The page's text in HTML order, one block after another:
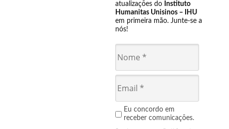
atualizações do Instituto
Humanitas Unisinos – IHU
em primeira mão. Junte-se a
nós!
Eu concordo em
receber comunicações.